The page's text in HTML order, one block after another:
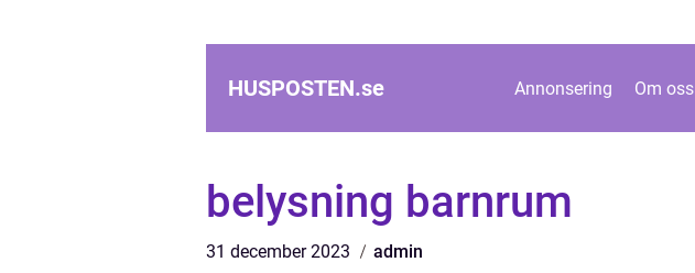
HUSPOSTEN.se Annonsering Om oss
belysning barnrum
31 december 2023 admin